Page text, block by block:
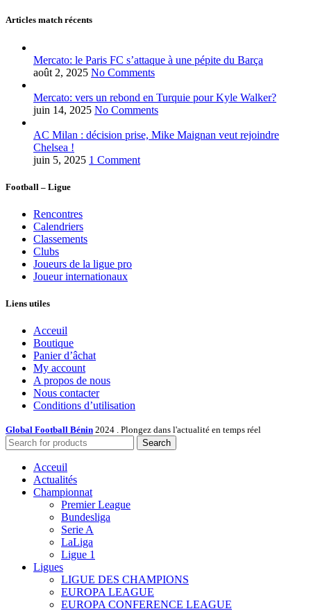
Articles match récents
Mercato: le Paris FC s’attaque à une pépite du Barça
août 2, 2025 No Comments
Mercato: vers un rebond en Turquie pour Kyle Walker?
juin 14, 2025 No Comments
AC Milan : décision prise, Mike Maignan veut rejoindre
Chelsea !
juin 5, 2025 1 Comment
Football – Ligue
Rencontres
Calendriers
Classements
Clubs
Joueurs de la ligue pro
Joueur internationaux
Liens utiles
Acceuil
Boutique
Panier d’âchat
My account
A propos de nous
Nous contacter
Conditions d’utilisation
Global Football Bénin 2024 . Plongez dans l'actualité en temps réel
Search
Acceuil
Actualités
Championnat
Premier League
Bundesliga
Serie A
LaLiga
Ligue 1
Ligues
LIGUE DES CHAMPIONS
EUROPA LEAGUE
EUROPA CONFERENCE LEAGUE